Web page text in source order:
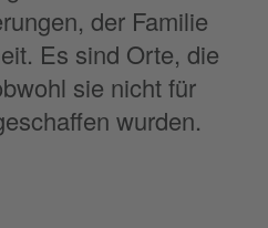
der Familie
Es sind Orte, die
sie nicht für
wurden.